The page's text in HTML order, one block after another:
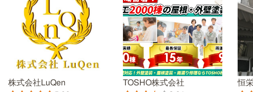
株式会社LuQen TOSHO株式会社 恒